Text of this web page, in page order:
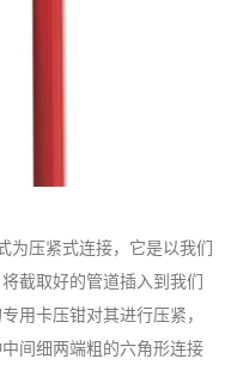
压紧式连接，它是以我们
截取好的管道插入到我们
用卡压钳对其进行压紧，
间细两端粗的六角形连接